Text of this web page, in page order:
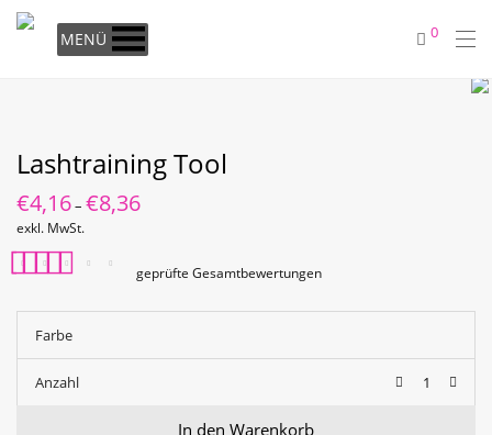
MENÜ 0
Lashtraining Tool
€4,16– €8,36
exkl. MwSt.
Kundenbewertung
geprüfte Gesamtbewertungen
Farbe
Anzahl
In den Warenkorb